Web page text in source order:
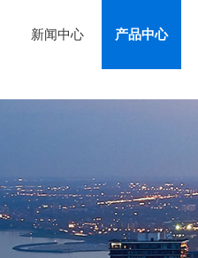
新闻中心 产品中心